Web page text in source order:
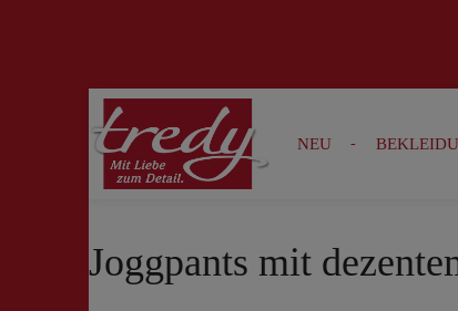
Zur Suche springen Zur Hauptnavigation springen
NEU
Joggpants mit